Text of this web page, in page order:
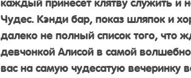
Чудес. Кэнди бар, показ шляпок и
далеко не полный список того, что
девчонкой Алисой в самой
вас на самую чудесатую вечеринку